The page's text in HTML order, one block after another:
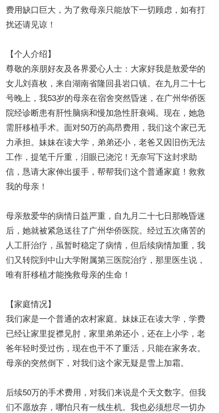
费用缺口巨大，为了救母亲只能放下一切顾虑，如有打
扰还请见谅！
【个人介绍】
尊敬的亲朋好友及各界爱心人士：大家好我是敖爱华的
女儿刘喜枚，来自湖南省隆回县岩口镇。在九月二十七
号晚上，我53岁的母亲在宿舍突然昏迷，在广州华侨医
院经诊断患有肝性脑病和慢加急性肝衰竭。现在，她急
需肝移植手术。面对50万的高昂费用，我们这个家已无
力承担。妹妹在读大学，弟弟还小，老爸又因旧伤无法
工作，提笔千斤重，泪眼已浇沱！无奈写下这封求助
信，恳请大家伸出援手，帮帮我们这个普通家庭！救救
我的母亲！
母亲敖爱华的病情日益严重，自九月二十七日那晚昏迷
后，她就被紧急送往了广州华侨医院。经过五次痛苦的
人工肝治疗，虽暂时稳定了病情，但后续病情加重，我
们又转院到中山大学附属第三医院治疗，那里医生说，
唯有肝移植才能挽救母亲的生命！
【家庭情况】
我们家是一个普通的农村家庭。妹妹正在读大学，学费
已经让家里捉襟见肘，家里弟弟还小，还在上小学，老
爸年轻时受过伤，现在也干不了重活，只能在家务农。
母亲的突然倒下，对我们这个家无疑是雪上加霜。
后续50万的手术费用，对我们来说是个天文数字。但我
们不愿放弃，哪怕只有一线生机。我也必须想尽一切办